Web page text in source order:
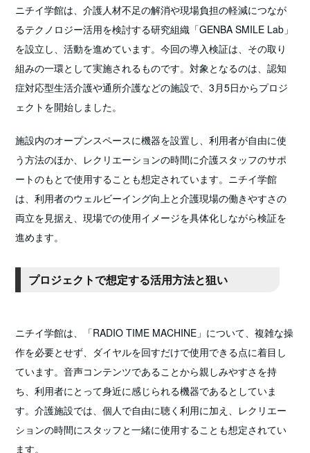
ニチイ学館は、介護人材不足の解消や現場負担の軽減につなが
るテクノロジー活用を検討する研究組織「GENBA SMILE Lab」
を設立し、活動を進めています。今回の導入検証は、その取り
組みの一環として実施されるものです。対象となるのは、認知
症対応型生活介護や通所介護などの施設で、3月5日からプロジ
ェクトを開始しました。
施設内のオープンスペースに機器を設置し、利用者が自由に使
う方法のほか、レクリエーションの時間に介護スタッフのサポ
ートのもとで使用することも想定されています。ニチイ学館
は、利用者のウェルビーイング向上と介護現場の働きやすさの
両立を見据え、現場での使用イメージを具体化しながら検証を
進めます。
プロジェクトで想定する活用方法と狙い
ニチイ学館は、「RADIO TIME MACHINE」について、複雑な操
作を必要とせず、ダイヤルを回すだけで使用できる点に着目し
ています。音声コンテンツであることから親しみやすさを持
ち、利用者にとって身近に感じられる機器であるとしていま
す。介護施設では、個人で自由に聴く利用に加え、レクリエー
ションの時間にスタッフと一緒に使用することも想定されてい
ます。